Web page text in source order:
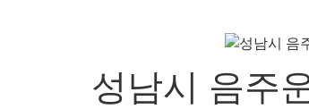
성남시 음주